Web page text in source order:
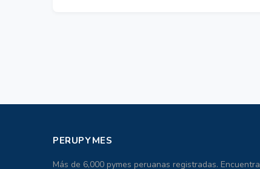
PERUPYMES
Más de 6,000 pymes peruanas registradas. Encuentra